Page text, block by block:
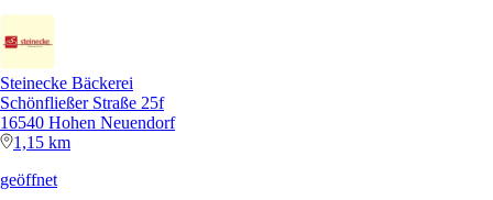
Steinecke Bäckerei
Schönfließer Straße 25f
16540 Hohen Neuendorf
1,15 km
geöffnet